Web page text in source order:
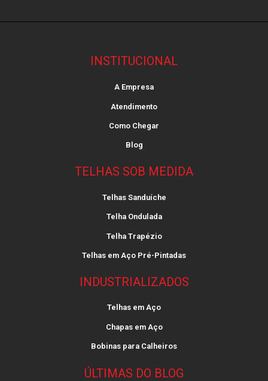
INSTITUCIONAL
A Empresa
Atendimento
Como Chegar
Blog
TELHAS SOB MEDIDA
Telhas Sanduíche
Telha Ondulada
Telha Trapézio
Telhas em Aço Pré-Pintadas
INDUSTRIALIZADOS
Telhas em Aço
Chapas em Aço
Bobinas para Calheiros
ÚLTIMAS DO BLOG